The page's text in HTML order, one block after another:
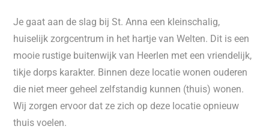
Je gaat aan de slag bij St. Anna een kleinschalig,
huiselijk zorgcentrum in het hartje van Welten. Dit is een
mooie rustige buitenwijk van Heerlen met een vriendelijk,
tikje dorps karakter. Binnen deze locatie wonen ouderen
die niet meer geheel zelfstandig kunnen (thuis) wonen.
Wij zorgen ervoor dat ze zich op deze locatie opnieuw
thuis voelen.